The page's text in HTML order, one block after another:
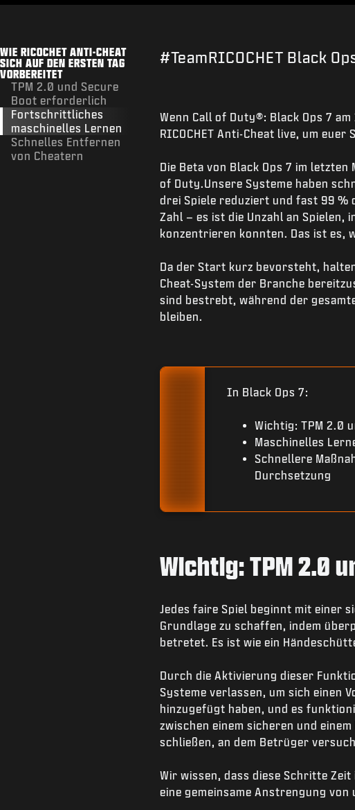
WIE RICOCHET ANTI-CHEAT
SICH AUF DEN ERSTEN TAG
VORBEREITET
TPM 2.0 und Secure
Boot erforderlich
Fortschrittliches
maschinelles Lernen
Schnelles Entfernen
von Cheatern
#TeamRICOCHET Black
Wenn Call of Duty®: Black Ops 7
RICOCHET Anti-Cheat live, um
Die Beta von Black Ops 7 im
of Duty.Unsere Systeme haben
drei Spiele reduziert und fast 99 %
Zahl – es ist die Unzahl an Spielen,
konzentrieren konnten. Das ist es,
Da der Start kurz bevorsteht,
Cheat-System der Branche
sind bestrebt, während der
bleiben.
In Black Ops 7:
Wichtig: TPM 2.0
Maschinelles
Schnellere
Durchsetzung
Wichtig: TPM 2.0
Jedes faire Spiel beginnt mit einer
Grundlage zu schaffen, indem
betretet. Es ist wie ein
Durch die Aktivierung dieser
Systeme verlassen, um sich einen
hinzugefügt haben, und es
zwischen einem sicheren und
schließen, an dem Betrüger
Wir wissen, dass diese Schritte
eine gemeinsame Anstrengung